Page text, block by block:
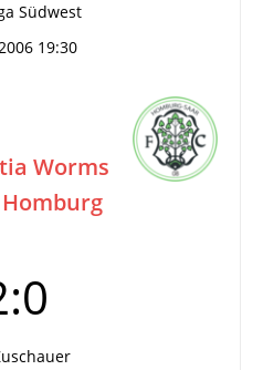
Südwest
19:30
Worms
Homburg